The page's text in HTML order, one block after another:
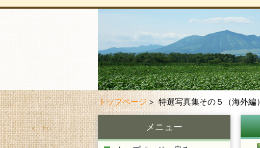
トップページ 特選写真集その５（海外編）
メニュー